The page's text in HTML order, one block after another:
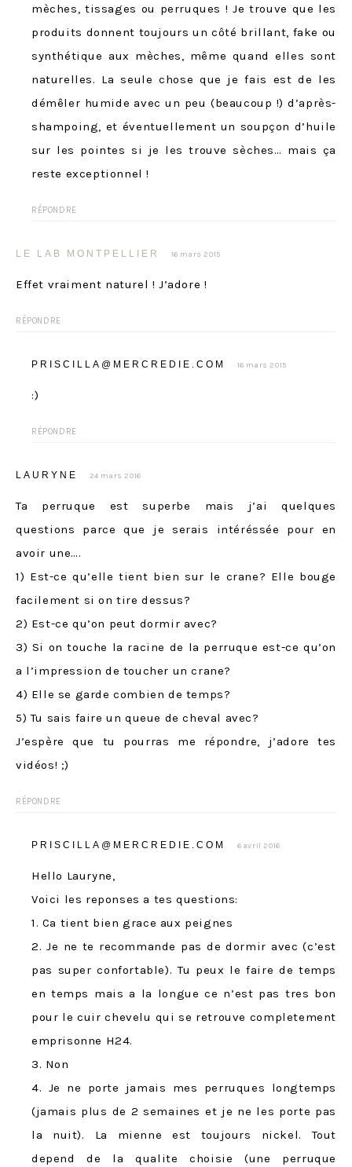
mèches, tissages ou perruques ! Je trouve que les
produits donnent toujours un côté brillant, fake ou
synthétique aux mèches, même quand elles sont
naturelles. La seule chose que je fais est de les
démêler humide avec un peu (beaucoup !) d’après-
shampoing, et éventuellement un soupçon d’huile
sur les pointes si je les trouve sèches… mais ça
reste exceptionnel !
RÉPONDRE
LE LAB MONTPELLIER 16 mars 2015
Effet vraiment naturel ! J’adore !
RÉPONDRE
PRISCILLA@MERCREDIE.COM 16 mars 2015
:)
RÉPONDRE
LAURYNE 24 mars 2016
Ta perruque est superbe mais j’ai quelques
questions parce que je serais intéréssée pour en
avoir une….
1) Est-ce qu’elle tient bien sur le crane? Elle bouge
facilement si on tire dessus?
2) Est-ce qu’on peut dormir avec?
3) Si on touche la racine de la perruque est-ce qu’on
a l’impression de toucher un crane?
4) Elle se garde combien de temps?
5) Tu sais faire un queue de cheval avec?
J’espère que tu pourras me répondre, j’adore tes
vidéos! ;)
RÉPONDRE
PRISCILLA@MERCREDIE.COM 6 avril 2016
Hello Lauryne,
Voici les reponses a tes questions:
1. Ca tient bien grace aux peignes
2. Je ne te recommande pas de dormir avec (c’est
pas super confortable). Tu peux le faire de temps
en temps mais a la longue ce n’est pas tres bon
pour le cuir chevelu qui se retrouve completement
emprisonne H24.
3. Non
4. Je ne porte jamais mes perruques longtemps
(jamais plus de 2 semaines et je ne les porte pas
la nuit). La mienne est toujours nickel. Tout
depend de la qualite choisie (une perruque